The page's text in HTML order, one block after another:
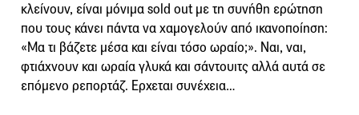
κλείνουν, είναι μόνιμα sold out με τη συνήθη ερώτηση
που τους κάνει πάντα να χαμογελούν από ικανοποίηση:
«Μα τι βάζετε μέσα και είναι τόσο ωραίο;». Ναι, ναι,
φτιάχνουν και ωραία γλυκά και σάντουιτς αλλά αυτά σε
επόμενο ρεπορτάζ. Ερχεται συνέχεια…